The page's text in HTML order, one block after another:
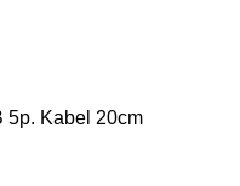
5p. Kabel 20cm